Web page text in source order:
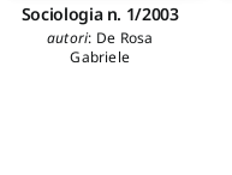
Sociologia n. 1/2003
autori: De Rosa
Gabriele